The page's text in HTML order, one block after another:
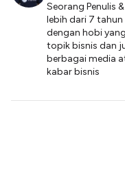
Seorang Penulis
lebih dari 7
dengan hobi
topik bisnis dan
berbagai media
kabar bisnis